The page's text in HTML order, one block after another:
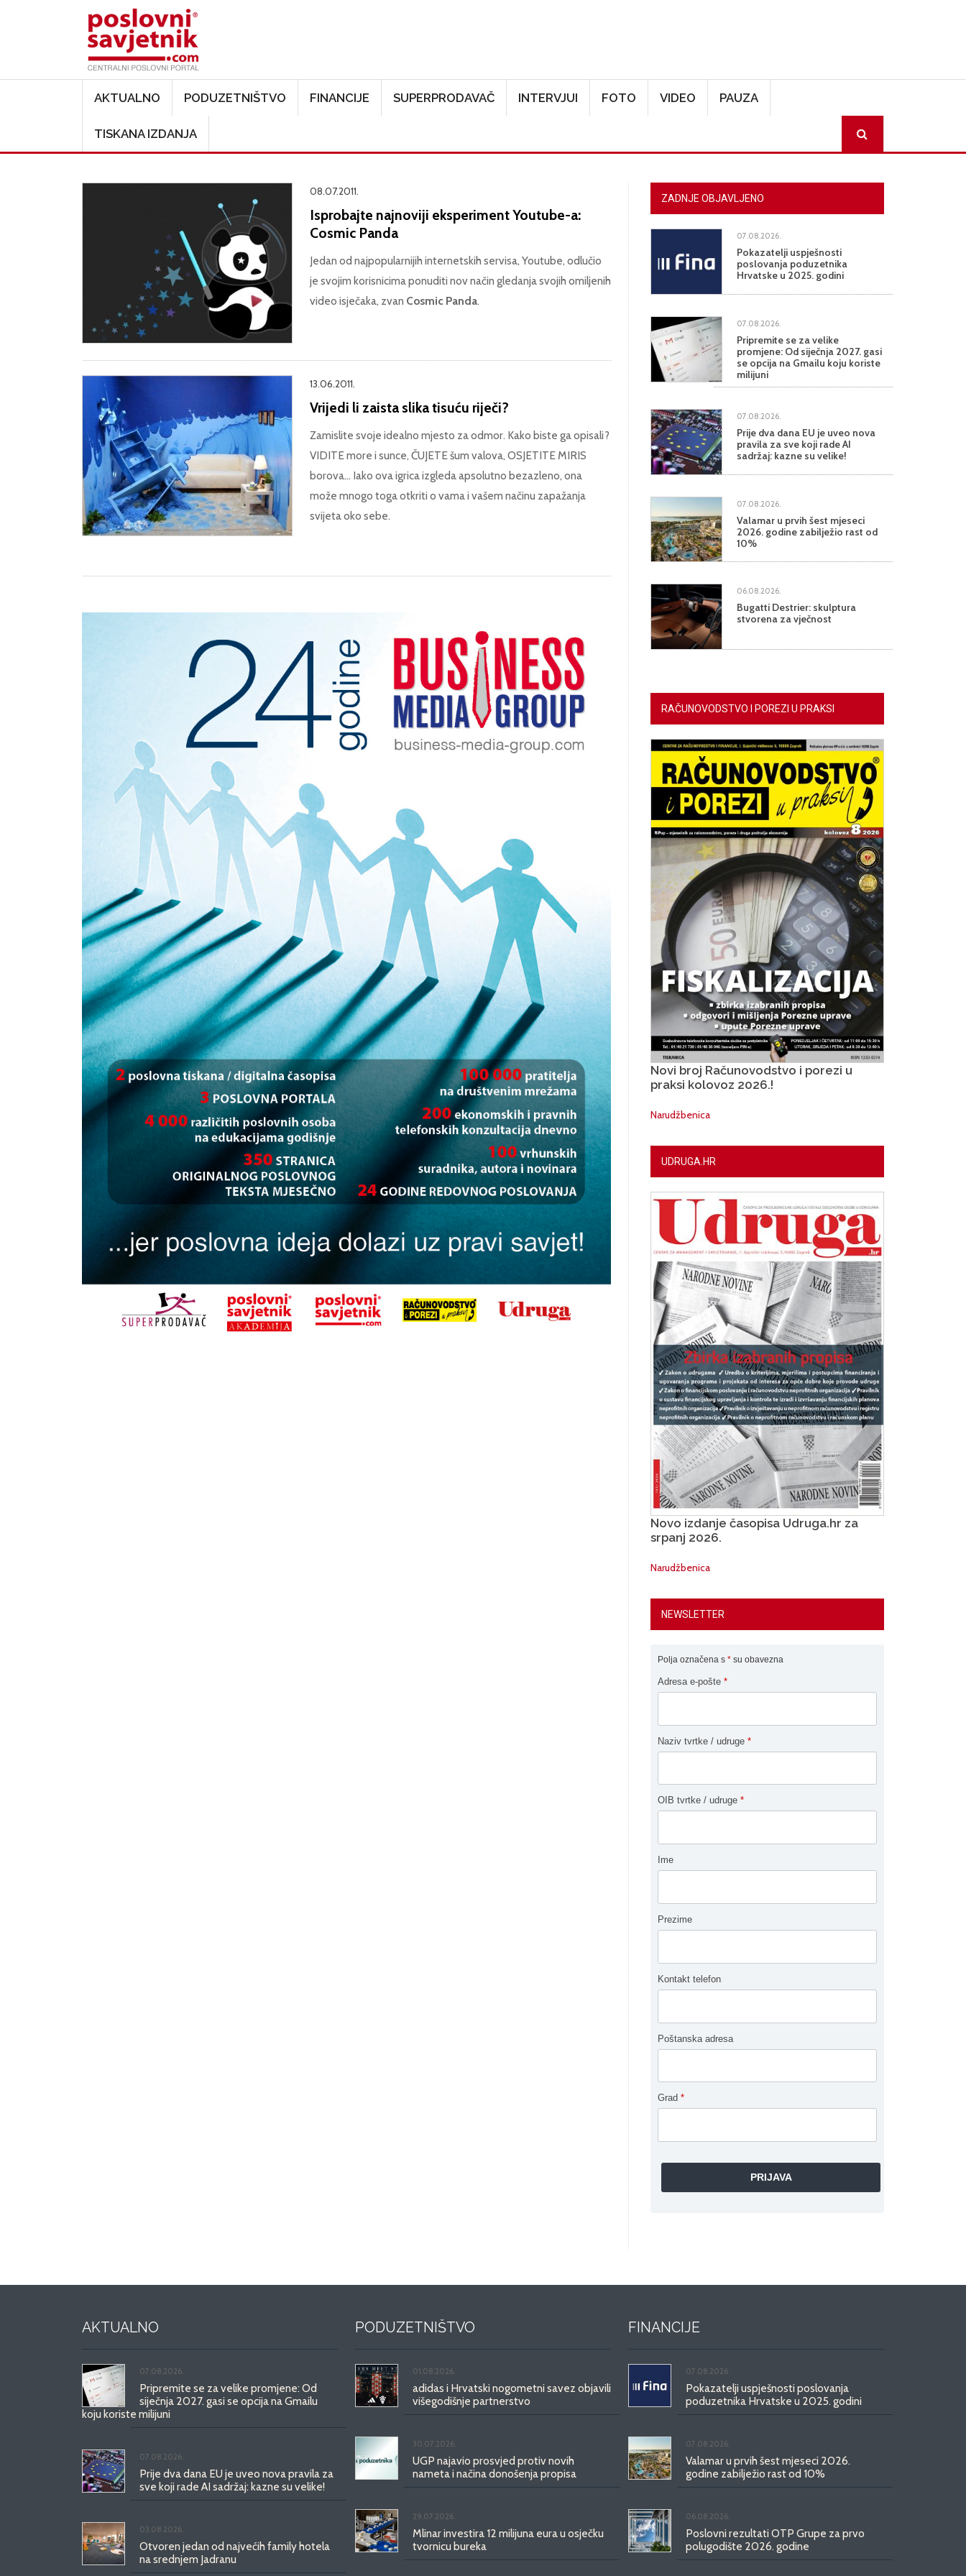
AKTUALNO PODUZETNIŠTVO FINANCIJE SUPERPRODAVAČ INTERVJUI FOTO VIDEO PAUZA
TISKANA IZDANJA
08.07.2011.
Isprobajte najnoviji eksperiment Youtube-a:
Cosmic Panda
Jedan od najpopularnijih internetskih servisa, Youtube, odlučio
je svojim korisnicima ponuditi nov način gledanja svojih omiljenih
video isječaka, zvan Cosmic Panda.
13.06.2011.
Vrijedi li zaista slika tisuću riječi?
Zamislite svoje idealno mjesto za odmor. Kako biste ga opisali?
VIDITE more i sunce, ČUJETE šum valova, OSJETITE MIRIS
borova... Iako ova igrica izgleda apsolutno bezazleno, ona
može mnogo toga otkriti o vama i vašem načinu zapažanja
svijeta oko sebe.
ZADNJE OBJAVLJENO
07.08.2026.
Pokazatelji uspješnosti
poslovanja poduzetnika
Hrvatske u 2025. godini
07.08.2026.
Pripremite se za velike
promjene: Od siječnja 2027. gasi
se opcija na Gmailu koju koriste
milijuni
07.08.2026.
Prije dva dana EU je uveo nova
pravila za sve koji rade AI
sadržaj: kazne su velike!
07.08.2026.
Valamar u prvih šest mjeseci
2026. godine zabilježio rast od
10%
06.08.2026.
Bugatti Destrier: skulptura
stvorena za vječnost
RAČUNOVODSTVO I POREZI U PRAKSI
Novi broj Računovodstvo i porezi u
praksi kolovoz 2026.!
Narudžbenica
UDRUGA.HR
Novo izdanje časopisa Udruga.hr za
srpanj 2026.
Narudžbenica
NEWSLETTER
Polja označena s * su obavezna
Adresa e-pošte *
Naziv tvrtke / udruge *
OIB tvrtke / udruge *
Ime
Prezime
Kontakt telefon
Poštanska adresa
Grad *
AKTUALNO
07.08.2026.
Pripremite se za velike promjene: Od
siječnja 2027. gasi se opcija na Gmailu
koju koriste milijuni
07.08.2026.
Prije dva dana EU je uveo nova pravila za
sve koji rade AI sadržaj: kazne su velike!
03.08.2026.
Otvoren jedan od najvećih family hotela
na srednjem Jadranu
PODUZETNIŠTVO
01.08.2026.
adidas i Hrvatski nogometni savez objavili
višegodišnje partnerstvo
30.07.2026.
UGP najavio prosvjed protiv novih
nameta i načina donošenja propisa
29.07.2026.
Mlinar investira 12 milijuna eura u osječku
tvornicu bureka
FINANCIJE
07.08.2026.
Pokazatelji uspješnosti poslovanja
poduzetnika Hrvatske u 2025. godini
07.08.2026.
Valamar u prvih šest mjeseci 2026.
godine zabilježio rast od 10%
06.08.2026.
Poslovni rezultati OTP Grupe za prvo
polugodište 2026. godine